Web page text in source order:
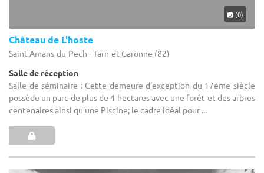
(0)
Château de L'hoste
Saint-Amans-du-Pech - Tarn-et-Garonne (82)
Salle de réception
Salle de séminaire : Cette demeure d’exception du 17ème siècle
possède un parc de plus de 4 hectares avec une forêt et des arbres
centenaires ainsi qu’une Piscine; le cadre idéal pour ...